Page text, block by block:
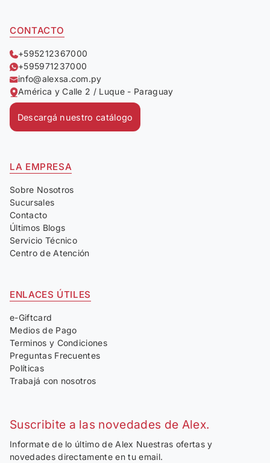
CONTACTO
+595212367000
+595971237000
info@alexsa.com.py
América y Calle 2 / Luque - Paraguay
Descargá nuestro catálogo
LA EMPRESA
Sobre Nosotros
Sucursales
Contacto
Últimos Blogs
Servicio Técnico
Centro de Atención
ENLACES ÚTILES
e-Giftcard
Medios de Pago
Terminos y Condiciones
Preguntas Frecuentes
Políticas
Trabajá con nosotros
Suscribite a las novedades de Alex.
Informate de lo último de Alex Nuestras ofertas y
novedades directamente en tu email.